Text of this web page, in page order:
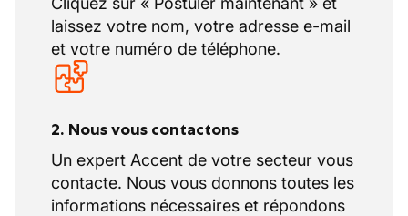
laissez votre nom, votre adresse e-mail
et votre numéro de téléphone.
2. Nous vous contactons
Un expert Accent de votre secteur vous
contacte. Nous vous donnons toutes les
informations nécessaires et répondons